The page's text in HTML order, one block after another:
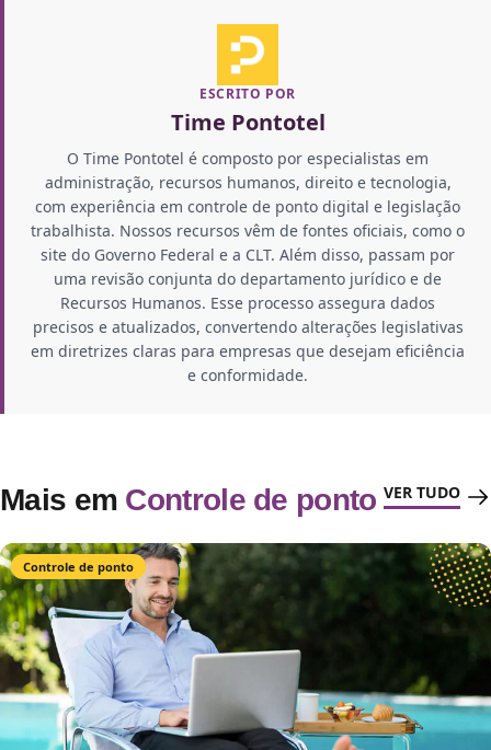
ESCRITO POR
Time Pontotel
O Time Pontotel é composto por especialistas em
administração, recursos humanos, direito e tecnologia,
com experiência em controle de ponto digital e legislação
trabalhista. Nossos recursos vêm de fontes oficiais, como o
site do Governo Federal e a CLT. Além disso, passam por
uma revisão conjunta do departamento jurídico e de
Recursos Humanos. Esse processo assegura dados
precisos e atualizados, convertendo alterações legislativas
em diretrizes claras para empresas que desejam eficiência
e conformidade.
Mais em Controle de ponto VER TUDO
Controle de ponto